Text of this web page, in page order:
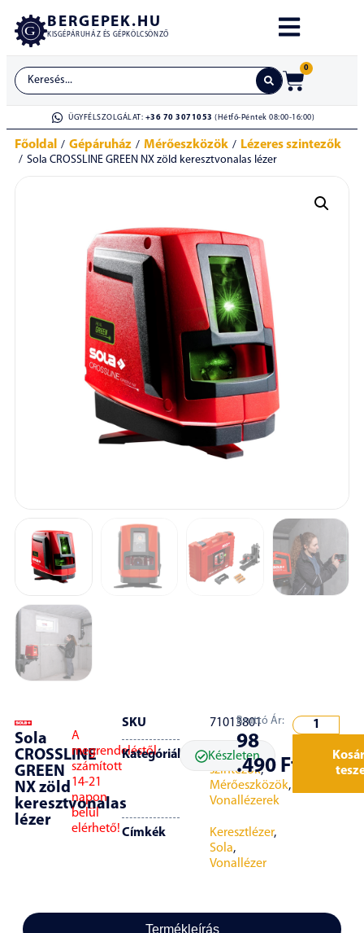
BERGEPEK.HU
KISGÉPÁRUHÁZ ÉS GÉPKÖLCSÖNZŐ
0
ÜGYFÉLSZOLGÁLAT: +36 70 3071053 (Hétfő-Péntek 08:00-16:00)
Főoldal / Gépáruház / Mérőeszközök / Lézeres szintezők
/ Sola CROSSLINE GREEN NX zöld keresztvonalas lézer
Sola
CROSSLINE
GREEN
NX zöld
keresztvonalas
lézer
A
megrendeléstől
számított
14-21
napon
belül
elérhető!
SKU 71013801
Kategóriák
Lézeres
szintezők,
Mérőeszközök,
Vonallézerek
Címkék Keresztlézer,
Sola,
Vonallézer
Készleten
Bruttó Ár:
98
.490 Ft
Termékleírás